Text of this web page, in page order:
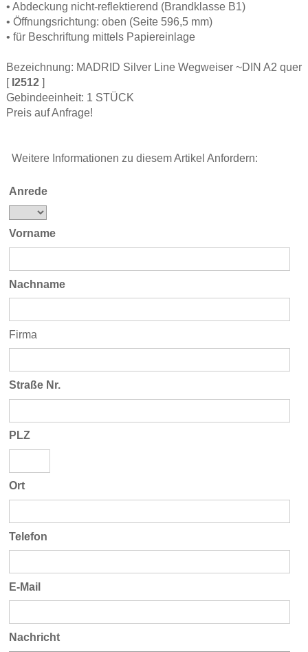
• Abdeckung nicht-reflektierend (Brandklasse B1)
• Öffnungsrichtung: oben (Seite 596,5 mm)
• für Beschriftung mittels Papiereinlage
Bezeichnung: MADRID Silver Line Wegweiser ~DIN A2 quer
[ I2512 ]
Gebindeeinheit: 1 STÜCK
Preis auf Anfrage!
Weitere Informationen zu diesem Artikel Anfordern:
Anrede
Vorname
Nachname
Firma
Straße Nr.
PLZ
Ort
Telefon
E-Mail
Nachricht